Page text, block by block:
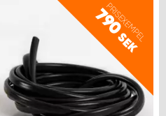
PRISEXEMPEL
790
SEK